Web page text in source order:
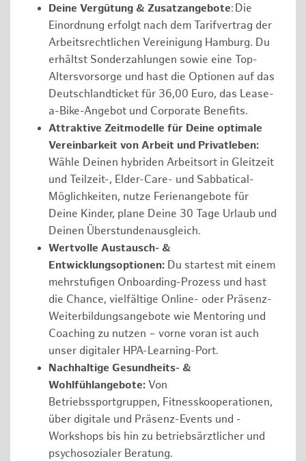
Deine Vergütung & Zusatzangebote: Die
Einordnung erfolgt nach dem Tarifvertrag der
Arbeitsrechtlichen Vereinigung Hamburg. Du
erhältst Sonderzahlungen sowie eine Top-
Altersvorsorge und hast die Optionen auf das
Deutschlandticket für 36,00 Euro, das Lease-
a-Bike-Angebot und Corporate Benefits.
Attraktive Zeitmodelle für Deine optimale
Vereinbarkeit von Arbeit und Privatleben:
Wähle Deinen hybriden Arbeitsort in Gleitzeit
und Teilzeit-, Elder-Care- und Sabbatical-
Möglichkeiten, nutze Ferienangebote für
Deine Kinder, plane Deine 30 Tage Urlaub und
Deinen Überstundenausgleich.
Wertvolle Austausch- &
Entwicklungsoptionen: Du startest mit einem
mehrstufigen Onboarding-Prozess und hast
die Chance, vielfältige Online- oder Präsenz-
Weiterbildungsangebote wie Mentoring und
Coaching zu nutzen – vorne voran ist auch
unser digitaler HPA-Learning-Port.
Nachhaltige Gesundheits- &
Wohlfühlangebote: Von
Betriebssportgruppen, Fitnesskooperationen,
über digitale und Präsenz-Events und -
Workshops bis hin zu betriebsärztlicher und
psychosozialer Beratung.